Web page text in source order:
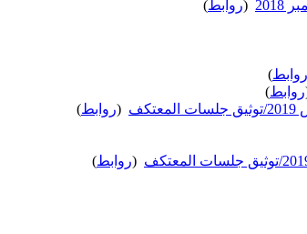
(روابط)
روابط)
روابط)
(روابط)
(روابط)